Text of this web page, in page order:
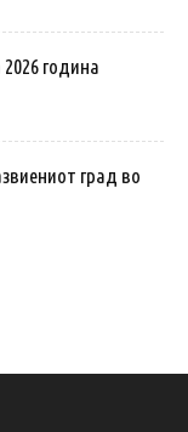
година
град во